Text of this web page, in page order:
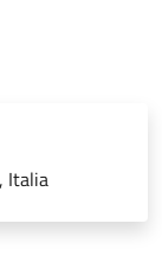
Italia